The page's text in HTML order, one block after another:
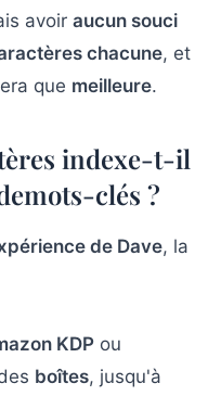
avoir aucun souci
chacune, et
que meilleure.
indexe-t-il
clés ?
de Dave, la
KDP ou
boîtes, jusqu'à